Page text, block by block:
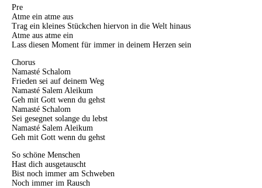
Pre
Atme ein atme aus
Trag ein kleines Stückchen hiervon in die Welt hinaus
Atme aus atme ein
Lass diesen Moment für immer in deinem Herzen sein
Chorus
Namasté Schalom
Frieden sei auf deinem Weg
Namasté Salem Aleikum
Geh mit Gott wenn du gehst
Namasté Schalom
Sei gesegnet solange du lebst
Namasté Salem Aleikum
Geh mit Gott wenn du gehst
So schöne Menschen
Hast dich ausgetauscht
Bist noch immer am Schweben
Noch immer im Rausch